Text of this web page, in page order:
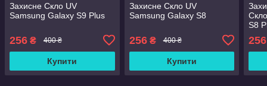
Захисне Скло UV
Samsung Galaxy S9 Plus
256 ₴ 400 ₴
Купити
Захисне Скло UV
Samsung Galaxy S8
256₴ 400 ₴
Купити
S8
256